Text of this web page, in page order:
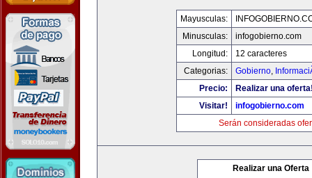
Mayusculas:
Minusculas:
infogobierno.com
Longitud:
12 caracteres
Categorias:
Gobierno,
Precio:
Realizar una
Visitar!
infogobierno.com
Serán consideradas
Realizar una Oferta